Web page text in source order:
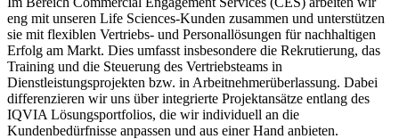
eng mit unseren Life Sciences-Kunden zusammen und unterstützen
sie mit flexiblen Vertriebs- und Personallösungen für nachhaltigen
Erfolg am Markt. Dies umfasst insbesondere die Rekrutierung, das
Training und die Steuerung des Vertriebsteams in
Dienstleistungsprojekten bzw. in Arbeitnehmerüberlassung. Dabei
differenzieren wir uns über integrierte Projektansätze entlang des
IQVIA Lösungsportfolios, die wir individuell an die
Kundenbedürfnisse anpassen und aus einer Hand anbieten.